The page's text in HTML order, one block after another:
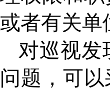
或者有关单
对巡视发
问题，可